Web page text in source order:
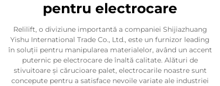
pentru electrocare
Relilift, o diviziune importantă a companiei Shijiazhuang
Yishu International Trade Co., Ltd., este un furnizor leading
în soluții pentru manipularea materialelor, având un accent
puternic pe electrocare de înaltă calitate. Alături de
stivuitoare și cărucioare palet, electrocarile noastre sunt
concepute pentru a satisface nevoile variate ale industriei